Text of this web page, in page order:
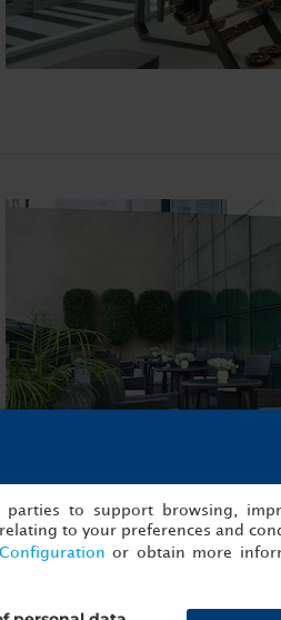
to support browsing,
to your preferences and
Configuration or obtain more